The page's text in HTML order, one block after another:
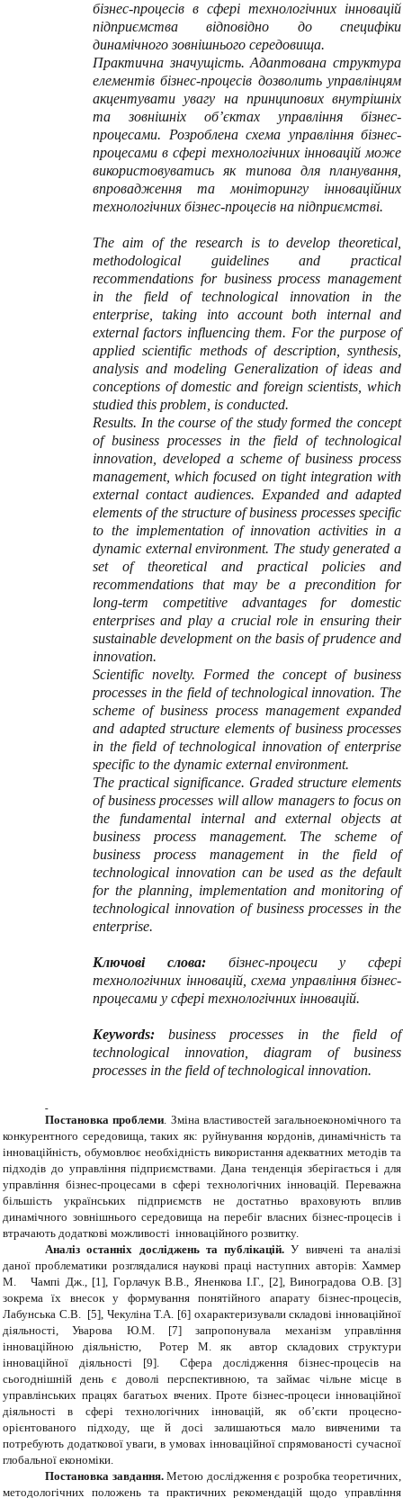
бізнес-процесів в сфері технологічних інновацій
підприємства відповідно до специфіки
динамічного зовнішнього середовища.
Практична значущість. Адаптована структура
елементів бізнес-процесів дозволить управлінцям
акцентувати увагу на принципових внутрішніх
та зовнішніх об’єктах управління бізнес-
процесами. Розроблена схема управління бізнес-
процесами в сфері технологічних інновацій може
використовуватись як типова для планування,
впровадження та моніторингу інноваційних
технологічних бізнес-процесів на підприємстві.
The aim of the research is to develop theoretical,
methodological guidelines and practical
recommendations for business process management
in the field of technological innovation in the
enterprise, taking into account both internal and
external factors influencing them. For the purpose of
applied scientific methods of description, synthesis,
analysis and modeling Generalization of ideas and
conceptions of domestic and foreign scientists, which
studied this problem, is conducted.
Results. In the course of the study formed the concept
of business processes in the field of technological
innovation, developed a scheme of business process
management, which focused on tight integration with
external contact audiences. Expanded and adapted
elements of the structure of business processes specific
to the implementation of innovation activities in a
dynamic external environment. The study generated a
set of theoretical and practical policies and
recommendations that may be a precondition for
long-term competitive advantages for domestic
enterprises and play a crucial role in ensuring their
sustainable development on the basis of prudence and
innovation.
Scientific novelty. Formed the concept of business
processes in the field of technological innovation. The
scheme of business process management expanded
and adapted structure elements of business processes
in the field of technological innovation of enterprise
specific to the dynamic external environment.
The practical significance. Graded structure elements
of business processes will allow managers to focus on
the fundamental internal and external objects at
business process management. The scheme of
business process management in the field of
technological innovation can be used as the default
for the planning, implementation and monitoring of
technological innovation of business processes in the
enterprise.
Ключові слова:бізнес-процеси у сфері
технологічних інновацій, схема управління бізнес-
процесами у сфері технологічних інновацій.
Keywords: business processes in the field of
technological innovation, diagram of business
processes in the field of technological innovation.
Постановка проблеми. Зміна властивостей загальноекономічного та
конкурентного середовища, таких як: руйнування кордонів, динамічність та
інноваційність, обумовлює необхідність використання адекватних методів та
підходів до управління підприємствами. Дана тенденція зберігається і для
управління бізнес-процесами в сфері технологічних інновацій. Переважна
більшість українських підприємств не достатньо враховують вплив
динамічного зовнішнього середовища на перебіг власних бізнес-процесів і
втрачають додаткові можливості інноваційного розвитку.
Аналіз останніх досліджень та публікацій.У вивчені та аналізі
даної проблематики розглядалися наукові праці наступних авторів: Хаммер
М. Чампі Дж., [1], Горлачук В.В., Яненкова І.Г., [2], Виноградова О.В. [3]
зокрема їх внесок у формування понятійного апарату бізнес-процесів,
Лабунська С.В. [5], Чекуліна Т.А. [6] охарактеризували складові інноваційної
діяльності, Уварова Ю.М. [7] запропонувала механізм управління
інноваційною діяльністю, Ротер М. як автор складових структури
інноваційної діяльності [9]. Сфера дослідження бізнес-процесів на
сьогоднішній день є доволі перспективною, та займає чільне місце в
управлінських працях багатьох вчених. Проте бізнес-процеси інноваційної
діяльності в сфері технологічних інновацій, як об’єкти процесно-
орієнтованого підходу, ще й досі залишаються мало вивченими та
потребують додаткової уваги, в умовах інноваційної спрямованості сучасної
глобальної економіки.
Постановка завдання.Метою дослідження є розробка теоретичних,
методологічних положень та практичних рекомендацій щодо управління